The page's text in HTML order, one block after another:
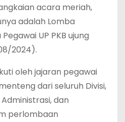
acara meriah,
adalah Lomba
UP PKB ujung
2024).
oleh jajaran pegawai
dari seluruh Divisi,
dan
perlombaan